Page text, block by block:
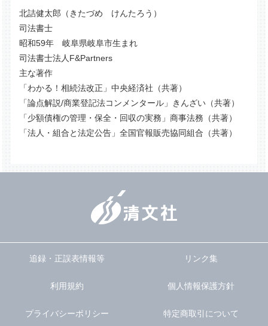
北詰健太郎（きたづめ けんたろう）
司法書士
昭和59年 岐阜県岐阜市生まれ
司法書士法人F&Partners
主な著作
「わかる！相続法改正」中央経済社（共著）
「論点解説/商業登記法コンメンタール」きんざい（共著）
「少額債権の管理・保全・回収の実務」商事法務（共著）
「法人・組合と法定公告」全国官報販売協同組合（共著）
追録・正誤表情報等 リンク集
利用規約 個人情報保護方針
プライバシーポリシー 特定商取引について